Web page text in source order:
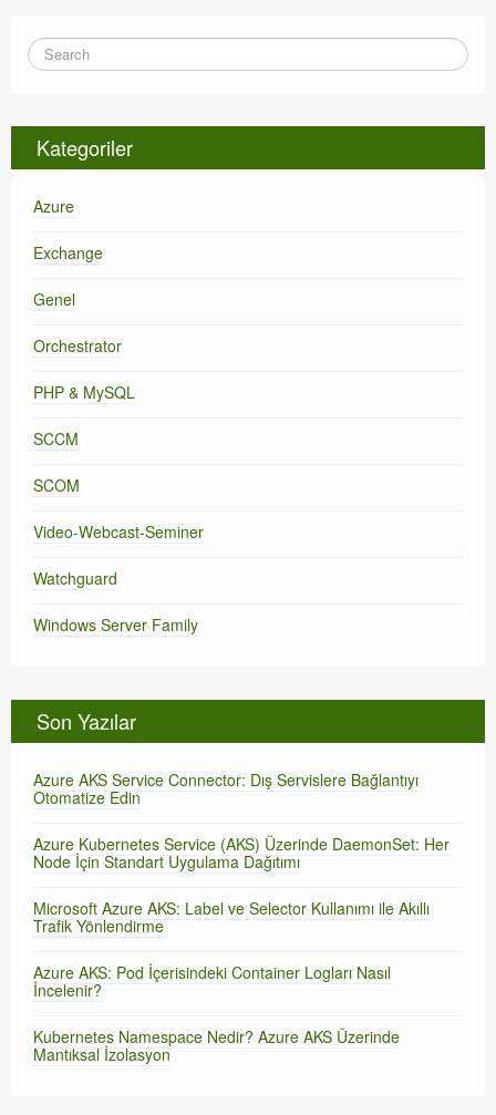
Kategoriler
Azure
Exchange
Genel
Orchestrator
PHP & MySQL
SCCM
SCOM
Video-Webcast-Seminer
Watchguard
Windows Server Family
Son Yazılar
Azure AKS Service Connector: Dış Servislere Bağlantıyı
Otomatize Edin
Azure Kubernetes Service (AKS) Üzerinde DaemonSet: Her
Node İçin Standart Uygulama Dağıtımı
Microsoft Azure AKS: Label ve Selector Kullanımı ile Akıllı
Trafik Yönlendirme
Azure AKS: Pod İçerisindeki Container Logları Nasıl
İncelenir?
Kubernetes Namespace Nedir? Azure AKS Üzerinde
Mantıksal İzolasyon